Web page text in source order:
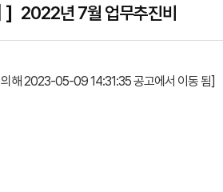
] 2022년 7월 업무추진비
의해 2023-05-09 14:31:35 공고에서 이동 됨]